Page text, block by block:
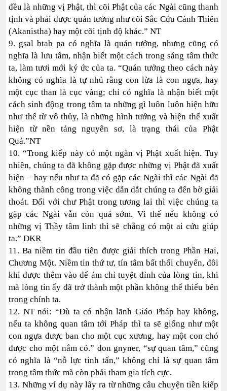
đều là những vị Phật, thì cõi Phật của các Ngài cũng thanh
tịnh và phải được quán tưởng như cõi Sắc Cứu Cánh Thiên
(Akanistha) hay một cõi tịnh độ khác.” NT
9. gsal btab pa có nghĩa là quán tưởng, nhưng cũng có
nghĩa là lưu tâm, nhận biết một cách trong sáng tâm thức
ta, làm tươi mới ký ức của ta. “Quán tưởng theo cách này
không có nghĩa là tự nhủ rằng con lừa là con ngựa, hay
một cục than là cục vàng; chỉ có nghĩa là nhận biết một
cách sinh động trong tâm ta những gì luôn luôn hiện hữu
như thế từ vô thủy, là những hình tướng và hiện thể xuất
hiện từ nền tảng nguyên sơ, là trạng thái của Phật
Quả.”NT
10. “Trong kiếp này có một ngàn vị Phật xuất hiện. Tuy
nhiên, chúng ta đã không gặp được những vị Phật đã xuất
hiện – hay nếu như ta đã có gặp các Ngài thì các Ngài đã
không thành công trong việc dẫn dắt chúng ta đến bờ giải
thoát. Đối với chư Phật trong tương lai thì việc chúng ta
gặp các Ngài vẫn còn quá sớm. Vì thế nếu không có
những vị Thầy tâm linh thì sẽ chẳng có một ai cứu giúp
ta.” DKR
11. Ba niềm tin đầu tiên được giải thích trong Phần Hai,
Chương Một. Niềm tin thứ tư, tín tâm bất thối chuyển, đôi
khi được thêm vào để ám chỉ tuyệt đỉnh của lòng tin, khi
mà lòng tin ấy đã trở thành một phần không thể thiếu bên
trong chính ta.
12. NT nói: “Dù ta có nhận lãnh Giáo Pháp hay không,
nếu ta không quan tâm tới Pháp thì ta sẽ giống như một
con ngựa được ban cho một cục xương, hay một con chó
được cho một nắm cỏ.” don gnyner, “sự quan tâm,” cũng
có nghĩa là “nỗ lực tinh tấn,” không chỉ là sự quan tâm
trong tâm thức mà còn phải tham gia tích cực.
13. Những ví dụ này lấy ra từ những câu chuyện tiền kiếp